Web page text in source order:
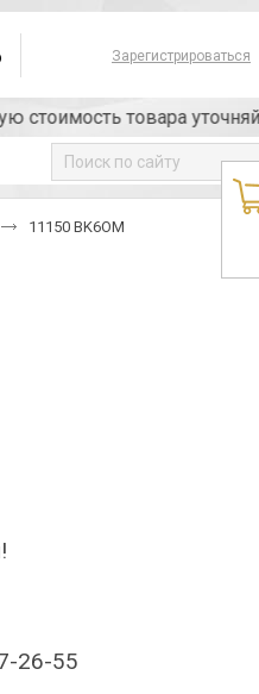
Зарегистрироваться
товара
11150 BK6OM
26-55